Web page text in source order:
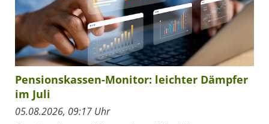
Pensionskassen-Monitor: leichter Dämpfer
im Juli
05.08.2026, 09:17 Uhr